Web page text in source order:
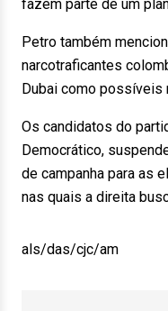
fazem parte de um
Petro também
narcotraficantes
Dubai como possíveis
Os candidatos do
Democrático,
de campanha para as
nas quais a direita
als/das/cjc/am